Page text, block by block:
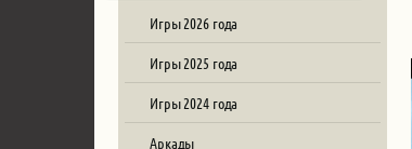
Игры 2026 года
Игры 2025 года
Игры 2024 года
Аркады